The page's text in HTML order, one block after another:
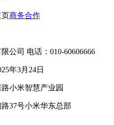
页商务合作
公司 电话：010-60606666
年3月24日
小米智慧产业园
37号小米华东总部